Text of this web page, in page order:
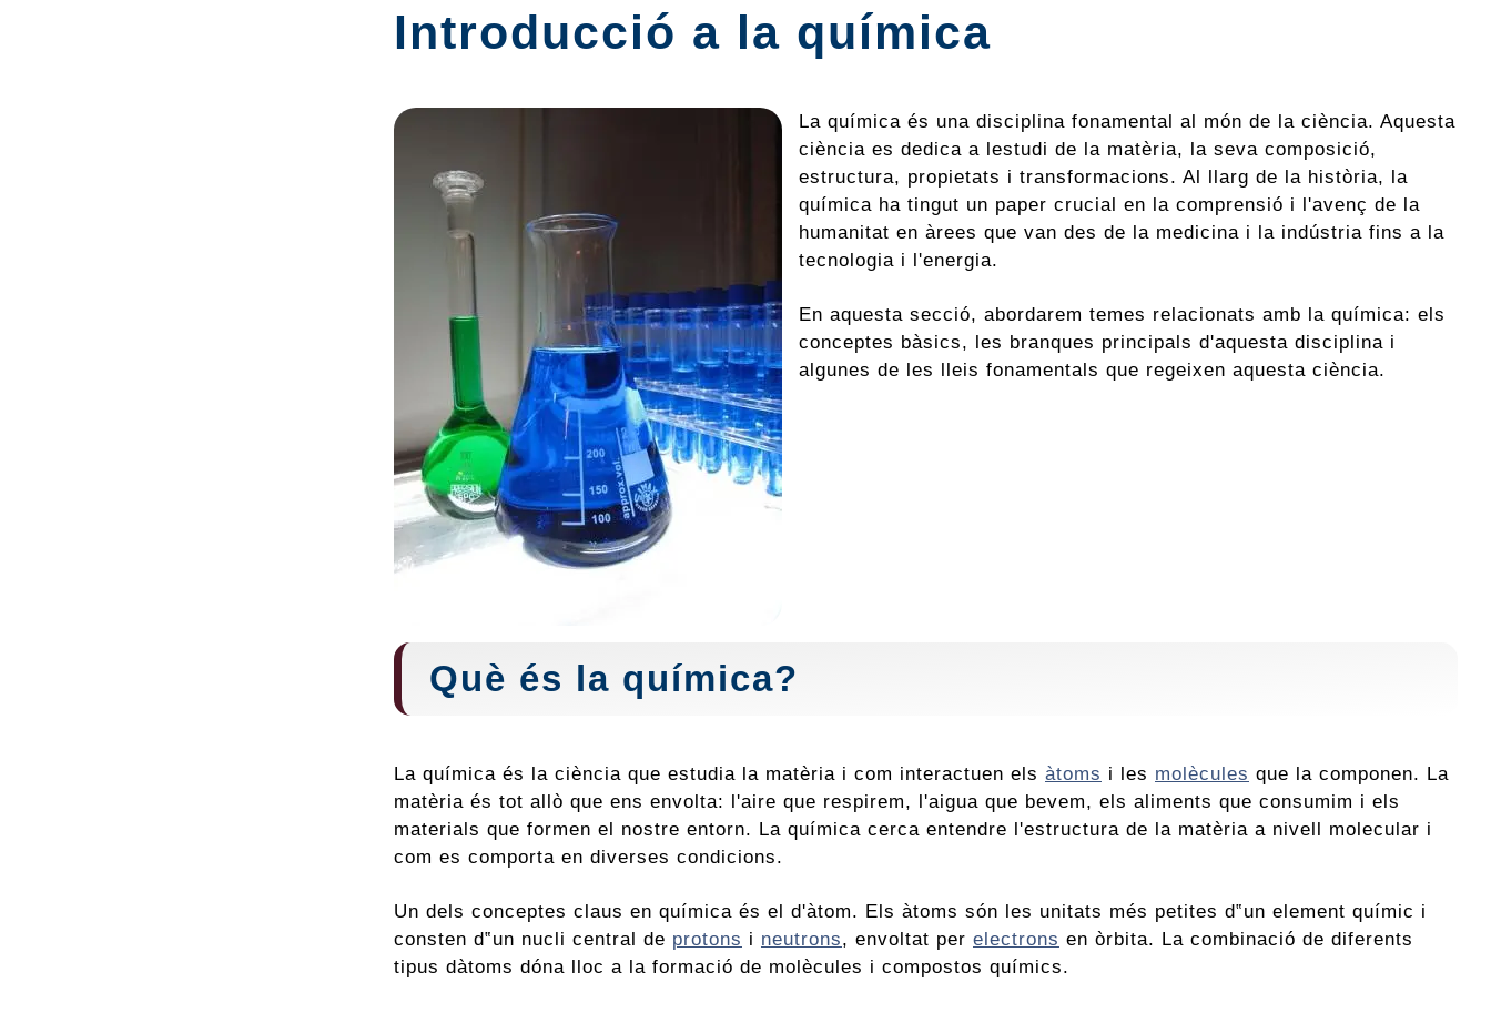
Introducció a la química
La química és una disciplina fonamental al món de la ciència. Aquesta
ciència es dedica a lestudi de la matèria, la seva composició,
estructura, propietats i transformacions. Al llarg de la història, la
química ha tingut un paper crucial en la comprensió i l'avenç de la
humanitat en àrees que van des de la medicina i la indústria fins a la
tecnologia i l'energia.
En aquesta secció, abordarem temes relacionats amb la química: els
conceptes bàsics, les branques principals d'aquesta disciplina i
algunes de les lleis fonamentals que regeixen aquesta ciència.
Què és la química?
La química és la ciència que estudia la matèria i com interactuen els àtoms i les molècules que la componen. La
matèria és tot allò que ens envolta: l'aire que respirem, l'aigua que bevem, els aliments que consumim i els
materials que formen el nostre entorn. La química cerca entendre l'estructura de la matèria a nivell molecular i
com es comporta en diverses condicions.
Un dels conceptes claus en química és el d'àtom. Els àtoms són les unitats més petites d‟un element químic i
consten d‟un nucli central de protons i neutrons, envoltat per electrons en òrbita. La combinació de diferents
tipus dàtoms dóna lloc a la formació de molècules i compostos químics.